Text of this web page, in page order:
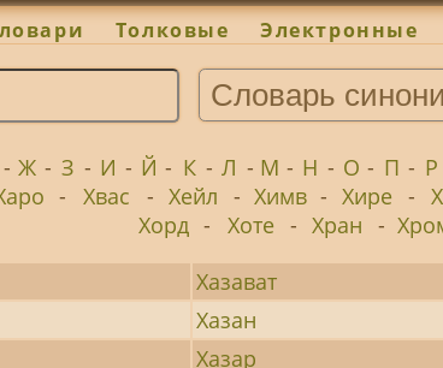
Толковые Электронные
- Ж - З - И - Й - К - Л - М - Н - О - П - Р
- Хвас - Хейл - Химв - Хире -
Хорд - Хоте - Хран -
Хазават
Хазан
Хазар